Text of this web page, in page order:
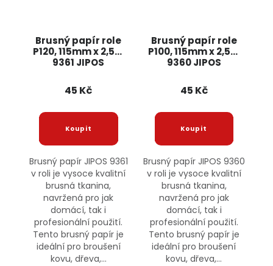
Brusný papír role
P120, 115mm x 2,5m
9361 JIPOS
45 Kč
Brusný papír JIPOS 9361
v roli je vysoce kvalitní
brusná tkanina,
navržená pro jak
domácí, tak i
profesionální použití.
Tento brusný papír je
ideální pro broušení
kovu, dřeva,...
Brusný papír role
P100, 115mm x 2,5m
9360 JIPOS
45 Kč
Brusný papír JIPOS 9360
v roli je vysoce kvalitní
brusná tkanina,
navržená pro jak
domácí, tak i
profesionální použití.
Tento brusný papír je
ideální pro broušení
kovu, dřeva,...